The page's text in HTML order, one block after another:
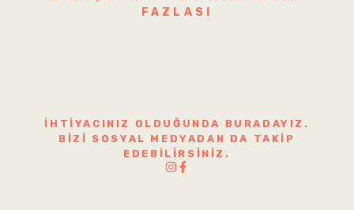
FAZLASI
İHTIYACINIZ OLDUĞUNDA BURADAYIZ.
BIZI SOSYAL MEDYADAN DA TAKIP
EDEBILIRSINIZ.